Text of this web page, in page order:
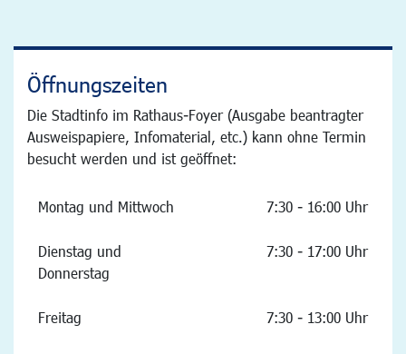
Öffnungszeiten
Die Stadtinfo im Rathaus-Foyer (Ausgabe beantragter
Ausweispapiere, Infomaterial, etc.) kann ohne Termin
besucht werden und ist geöffnet:
Montag und Mittwoch 7:30 - 16:00 Uhr
Dienstag und
Donnerstag
7:30 - 17:00 Uhr
Freitag 7:30 - 13:00 Uhr